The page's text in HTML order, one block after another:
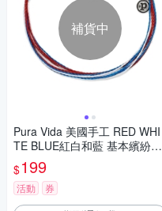
補貨中
Pura Vida 美國手工 RED WHI
TE BLUE紅白和藍 基本繽紛款
可調式手鍊
$199
活動 券